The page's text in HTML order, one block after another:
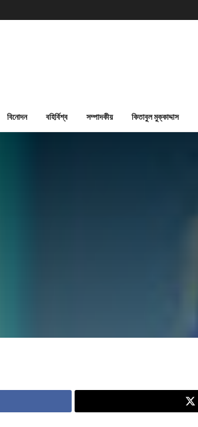
বিনোদন বহির্বিশ্ব সম্পাদকীয় কিতাবুল মুক্কাদ্দাস